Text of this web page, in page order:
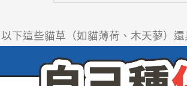
下這些貓草（如貓薄荷、木天蓼）